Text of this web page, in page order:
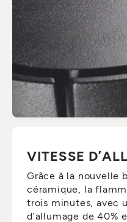
VITESSE
Grâce à la nouvelle
céramique, la
trois minutes, avec
d’allumage de 40%